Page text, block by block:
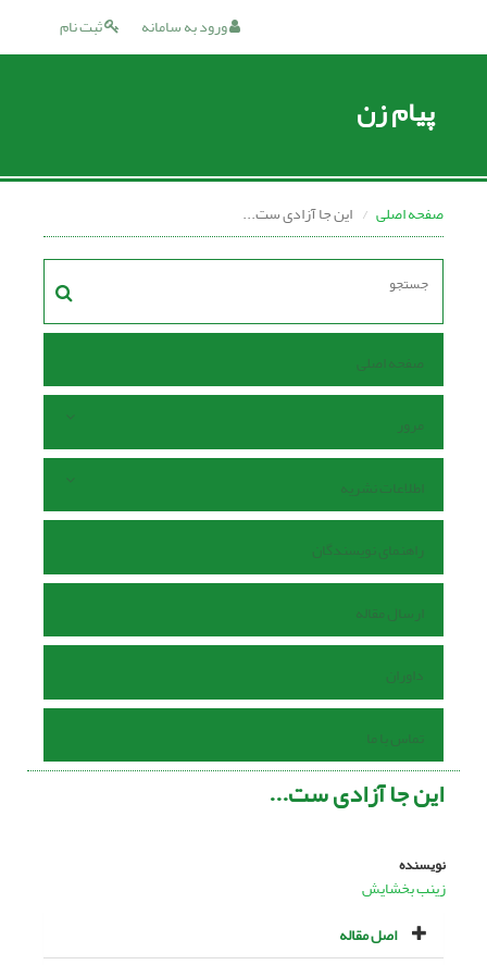
ثبت نام ورود به سامانه
پیام زن
صفحه اصلی این‌ جا آزادی ست...
صفحه اصلی
مرور
اطلاعات نشریه
راهنمای نویسندگان
ارسال مقاله
داوران
تماس با ما
این‌ جا آزادی ست...
نویسنده
زینب بخشایش
اصل مقاله